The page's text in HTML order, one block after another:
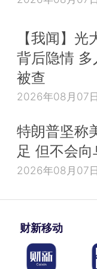
【我闻】
背后隐情
被查
2026年08月07日
特朗普坚称
足 但不会
2026年08月07日
财新移动